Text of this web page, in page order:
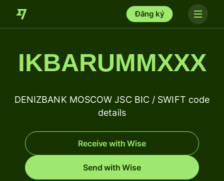
Đăng ký
IKBARUMMXXX
DENIZBANK MOSCOW JSC BIC / SWIFT code
details
Receive with Wise
Send with Wise